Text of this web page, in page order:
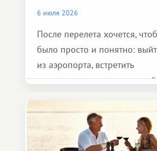
6 июля 2026
После перелета хочется,
было просто и понятно:
из аэропорта, встретить
представителя транспортной
и спокойно доехать до